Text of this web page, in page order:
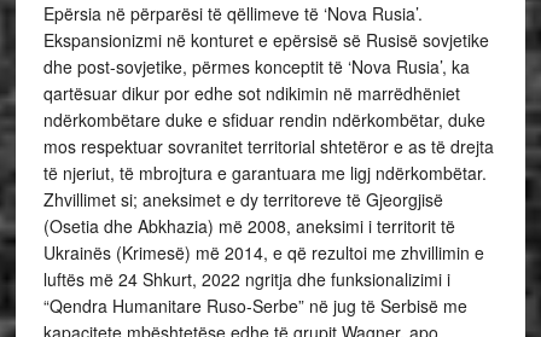
Epërsia në përparësi të qëllimeve të ‘Nova Rusia’.
Ekspansionizmi në konturet e epërsisë së Rusisë sovjetike
dhe post-sovjetike, përmes konceptit të ‘Nova Rusia’, ka
qartësuar dikur por edhe sot ndikimin në marrëdhëniet
ndërkombëtare duke e sfiduar rendin ndërkombëtar, duke
mos respektuar sovranitet territorial shtetëror e as të drejta
të njeriut, të mbrojtura e garantuara me ligj ndërkombëtar.
Zhvillimet si; aneksimet e dy territoreve të Gjeorgjisë
(Osetia dhe Abkhazia) më 2008, aneksimi i territorit të
Ukrainës (Krimesë) më 2014, e që rezultoi me zhvillimin e
luftës më 24 Shkurt, 2022 ngritja dhe funksionalizimi i
“Qendra Humanitare Ruso-Serbe” në jug të Serbisë me